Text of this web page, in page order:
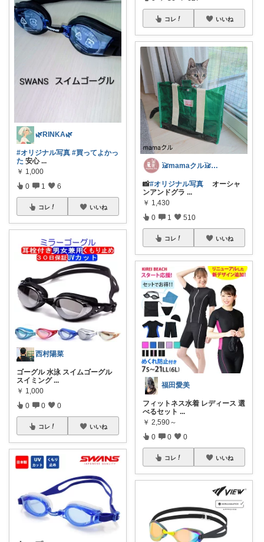
🌿RINKA🌿
#オリジナル写真 #買ってよかっ
た 安心 ...
￥ 1,000
0 1 6
コレ いいね
西村陽菜
ゴーグル 水泳 スイムゴーグル
スイミング ...
￥ 1,000
0 0 0
コレ いいね
コレ いいね
𓃠mamaクル𓃠Thanks🏡
📸#オリジナル写真 オーシャ
ンアンドグラ ...
￥ 1,430
0 1 510
コレ いいね
福田愛美
フィットネス水着 レディース 選
べるセット ...
￥ 2,590～
0 0 0
コレ いいね